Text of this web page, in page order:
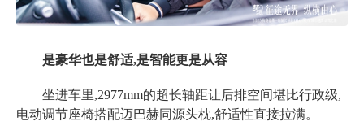
是豪华也是舒适,是智能更是从容
坐进车里,2977mm的超长轴距让后排空间堪比行政级,
电动调节座椅搭配迈巴赫同源头枕,舒适性直接拉满。